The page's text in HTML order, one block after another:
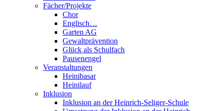
Fächer/Projekte
Chor
Englisch…
Garten AG
Gewaltprävention
Glück als Schulfach
Pausenengel
Veranstaltungen
Heinibasar
Heinilauf
Inklusion
Inklusion an der Heinrich-Seliger-Schule